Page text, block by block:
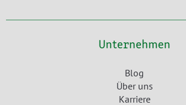
Unternehmen
Blog
Über uns
Karriere